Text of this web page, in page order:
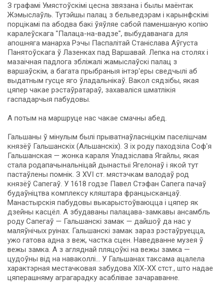
З графамі Умястоўскімі цесна звязана і былы маён­так
Жэмыслаўль. Тутэйшы палац з бельведэрам і карынфскімі
порцікамі па абодва бакі ўяўляе сабой паменшаную копію
каралеўскага "Палаца-на-вадзе", выбудаванага для
апошняга манарха Рэчы Паспалітай Станісла­ва Аўгу­ста
Панятоўскага ў Лазенках пад Варшавай. Лепка на столях і
мазаічная падлога збліжалі жамыслаўскі палац з
варшаўскім, а багата прыбраныя інтэр'еры сведчылі аб
выдатным гусце яго ўладальнікаў. Вакол сядзібы, якая
цяпер чакае рэстаўратараў, захаваліся шматлікія
гаспадарчыя пабудовы.
А потым на маршруце нас чакае смачны абед.
Гальшаны ў мінулым былі прыватнаўласніцкім паселішчам
князёў Гальшанскіх (Альшанскіх). З іх ро­ду паходзіла Соф'я
Гальшанская — жонка караля Уладзісла­ва Ягайлы, якая
ста­ла родапачынальніцай дынастыі Ягелонаў і якой тут
пастаўлены помнік. З XVI ст. мястэчкам валодаў род
князёў Са­пе­гаў. У 1618 годзе Па­вел Стэфан Са­пе­га па­чаў
будаўніцтва ком­плек­су кляштара францысканцаў.
Манастырскія пабудовы выкарыстоўваюцца і цяпер як
дзейны касцёл. А збудаваны палацава-замкавы ан­самбль
ро­ду Са­пе­гаў — Гальшанскі замак — дайшоў да нас у
маляўнічых руінах. Гальшанскі замак зараз рэстаўруецца,
ужо гатова адна з веж, частка сцен. Наведванне музея ў
вежы зам­ка. А з агляднай пляцоўкі на вежы зам­ка —
цудоўны від на наваколлі... У Гальшанах таксама ацалела
характэрная местачковая забудова XIX-XX стст., што надае
цяперашняму аграгарадку асаблівае зачараванне.